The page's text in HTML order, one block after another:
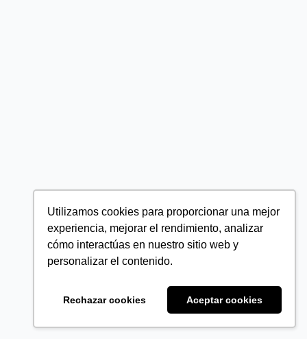
Utilizamos cookies para proporcionar una mejor
experiencia, mejorar el rendimiento, analizar
cómo interactúas en nuestro sitio web y
personalizar el contenido.
Rechazar cookies Aceptar cookies